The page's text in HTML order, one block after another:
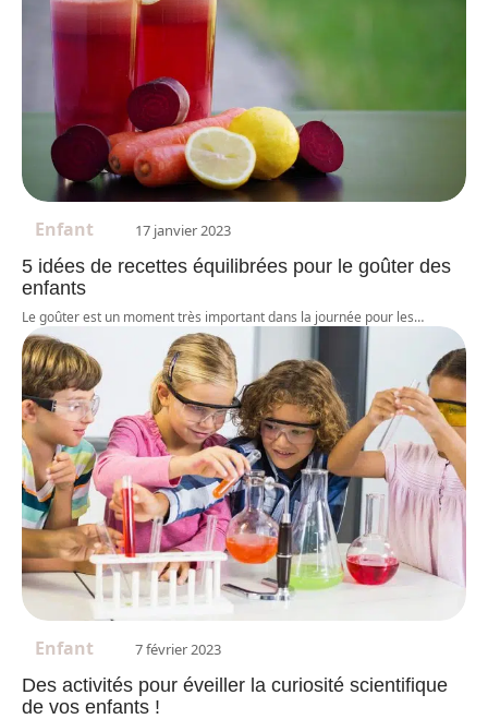
Enfant 17 janvier 2023
5 idées de recettes équilibrées pour le goûter des
enfants
Le goûter est un moment très important dans la journée pour les…
Enfant 7 février 2023
Des activités pour éveiller la curiosité scientifique
de vos enfants !